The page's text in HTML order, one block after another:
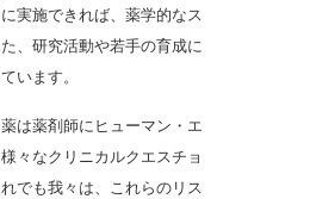
実施できれば、薬学的なス
、研究活動や若手の育成に
います。
は薬剤師にヒューマン・エ
々なクリニカルクエスチョ
でも我々は、これらのリス